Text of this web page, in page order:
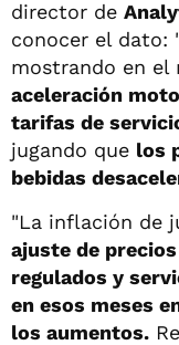
director de
conocer el dato:
mostrando en el
aceleración
tarifas de
jugando que los
bebidas
"La inflación de
ajuste de
regulados y
en esos meses
los aumentos.